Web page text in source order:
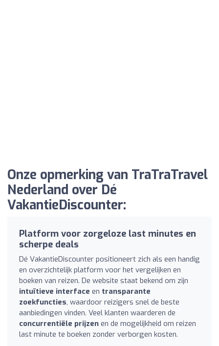
Onze opmerking van TraTraTravel
Nederland over Dé
VakantieDiscounter:
Platform voor zorgeloze last minutes en
scherpe deals
Dé VakantieDiscounter positioneert zich als een handig
en overzichtelijk platform voor het vergelijken en
boeken van reizen. De website staat bekend om zijn
intuïtieve interface en transparante
zoekfuncties, waardoor reizigers snel de beste
aanbiedingen vinden. Veel klanten waarderen de
concurrentiële prijzen en de mogelijkheid om reizen
last minute te boeken zonder verborgen kosten.